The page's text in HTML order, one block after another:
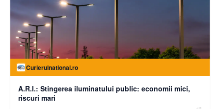
Curierulnational.ro
A.R.I.: Stingerea iluminatului public: economii mici,
riscuri mari